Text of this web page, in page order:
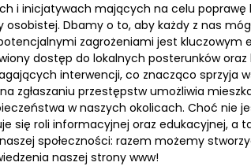
i inicjatywach mających na celu poprawę
Dbamy o to, aby każdy z nas
zagrożeniami jest kluczowym
dostęp do lokalnych posterunków
interwencji, co znacząco sprzyja
zgłaszaniu przestępstw umożliwia
w naszych okolicach. Choć nie
się roli informacyjnej oraz edukacyjnej, a
społeczności: razem możemy
naszej strony www!